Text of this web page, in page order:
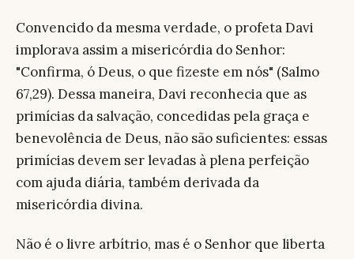
Convencido da mesma verdade, o profeta Davi
implorava assim a misericórdia do Senhor:
"Confirma, ó Deus, o que fizeste em nós" (Salmo
67,29). Dessa maneira, Davi reconhecia que as
primícias da salvação, concedidas pela graça e
benevolência de Deus, não são suficientes: essas
primícias devem ser levadas à plena perfeição
com ajuda diária, também derivada da
misericórdia divina.
Não é o livre arbítrio, mas é o Senhor que liberta